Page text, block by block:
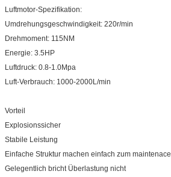
Luftmotor-Spezifikation:
Umdrehungsgeschwindigkeit: 220r/min
Drehmoment: 115NM
Energie: 3.5HP
Luftdruck: 0.8-1.0Mpa
Luft-Verbrauch: 1000-2000L/min
Vorteil
Explosionssicher
Stabile Leistung
Einfache Struktur machen einfach zum maintenace
Gelegentlich bricht Überlastung nicht